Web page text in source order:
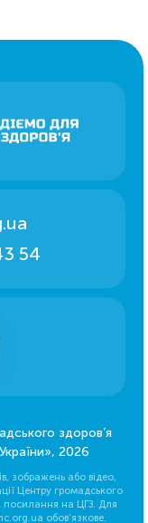
54
здоров’я
2026
зображень або відео,
Центру громадського
посилання на ЦГЗ. Для
обов’язкове.